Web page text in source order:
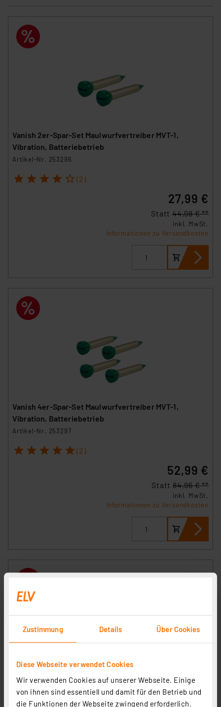
Zustimmung Details Über Cookies
Diese Webseite verwendet Cookies
Wir verwenden Cookies auf unserer Webseite. Einige
von ihnen sind essentiell und damit für den Betrieb und
die Funktionen der Webseite zwingend erforderlich.
Vanish 2er-Spar-Set Maulwurfvertreiber MVT-1,
Vibration, Batteriebetrieb
Artikel-Nr. 253296
1 2 3 4 5 (2)
27,99 €
Statt 44,98 € **
inkl. MwSt.
Informationen zu Versandkosten
Vanish 4er-Spar-Set Maulwurfvertreiber MVT-1,
Vibration, Batteriebetrieb
Artikel-Nr. 253297
1 2 3 4 5 (2)
52,99 €
Statt 84,96 € **
inkl. MwSt.
Informationen zu Versandkosten
Vanish Solar-Maulwurfvertreiber MVT-2, Schallimpuls,
max. 700 m² Wirkungsbereich, Solarbetrieb, IP65
Artikel-Nr. 252722